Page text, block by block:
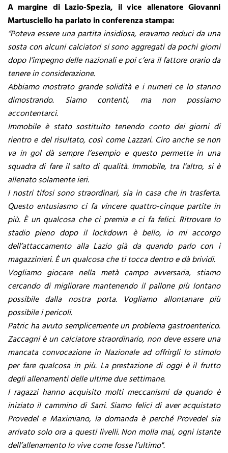
A margine di Lazio-Spezia, il vice allenatore Giovanni
Martusciello ha parlato in conferenza stampa:
“Poteva essere una partita insidiosa, eravamo reduci da una
sosta con alcuni calciatori si sono aggregati da pochi giorni
dopo l’impegno delle nazionali e poi c’era il fattore orario da
tenere in considerazione.
Abbiamo mostrato grande solidità e i numeri ce lo stanno
dimostrando. Siamo contenti, ma non possiamo
accontentarci.
Immobile è stato sostituito tenendo conto dei giorni di
rientro e del risultato, così come Lazzari. Ciro anche se non
va in gol dà sempre l’esempio e questo permette in una
squadra di fare il salto di qualità. Immobile, tra l’altro, si è
allenato solamente ieri.
I nostri tifosi sono straordinari, sia in casa che in trasferta.
Questo entusiasmo ci fa vincere quattro-cinque partite in
più. È un qualcosa che ci premia e ci fa felici. Ritrovare lo
stadio pieno dopo il lockdown è bello, io mi accorgo
dell’attaccamento alla Lazio già da quando parlo con i
magazzinieri. È un qualcosa che ti tocca dentro e dà brividi.
Vogliamo giocare nella metà campo avversaria, stiamo
cercando di migliorare mantenendo il pallone più lontano
possibile dalla nostra porta. Vogliamo allontanare più
possibile i pericoli.
Patric ha avuto semplicemente un problema gastroenterico.
Zaccagni è un calciatore straordinario, non deve essere una
mancata convocazione in Nazionale ad offrirgli lo stimolo
per fare qualcosa in più. La prestazione di oggi è il frutto
degli allenamenti delle ultime due settimane.
I ragazzi hanno acquisito molti meccanismi da quando è
iniziato il cammino di Sarri. Siamo felici di aver acquistato
Provedel e Maximiano, la domanda è perché Provedel sia
arrivato solo ora a questi livelli. Non molla mai, ogni istante
dell’allenamento lo vive come fosse l’ultimo".